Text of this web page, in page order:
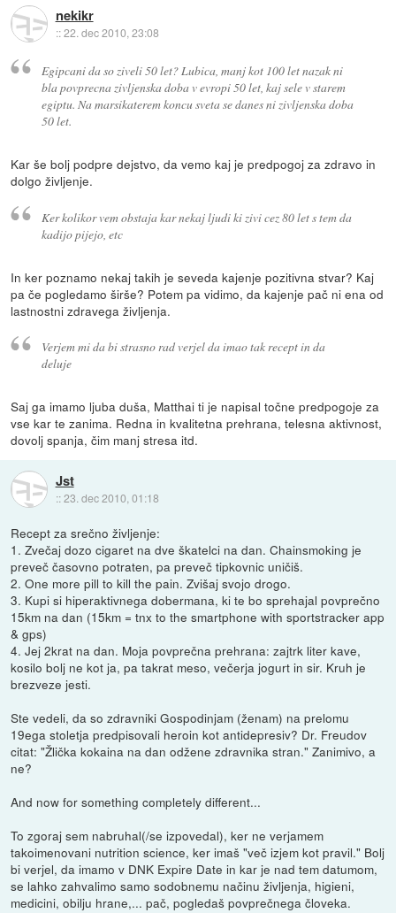
nekikr
::22. dec 2010, 23:08
Egipcani da so ziveli 50 let? Lubica, manj kot 100 let nazak ni
bla povprecna zivljenska doba v evropi 50 let, kaj sele v starem
egiptu. Na marsikaterem koncu sveta se danes ni zivljenska doba
50 let.
Kar še bolj podpre dejstvo, da vemo kaj je predpogoj za zdravo in
dolgo življenje.
Ker kolikor vem obstaja kar nekaj ljudi ki zivi cez 80 let s tem da
kadijo pijejo, etc
In ker poznamo nekaj takih je seveda kajenje pozitivna stvar? Kaj
pa če pogledamo širše? Potem pa vidimo, da kajenje pač ni ena od
lastnostni zdravega življenja.
Verjem mi da bi strasno rad verjel da imao tak recept in da
deluje
Saj ga imamo ljuba duša, Matthai ti je napisal točne predpogoje za
vse kar te zanima. Redna in kvalitetna prehrana, telesna aktivnost,
dovolj spanja, čim manj stresa itd.
Jst
::23. dec 2010, 01:18
Recept za srečno življenje:
1. Zvečaj dozo cigaret na dve škatelci na dan. Chainsmoking je
preveč časovno potraten, pa preveč tipkovnic uničiš.
2. One more pill to kill the pain. Zvišaj svojo drogo.
3. Kupi si hiperaktivnega dobermana, ki te bo sprehajal povprečno
15km na dan (15km = tnx to the smartphone with sportstracker app
& gps)
4. Jej 2krat na dan. Moja povprečna prehrana: zajtrk liter kave,
kosilo bolj ne kot ja, pa takrat meso, večerja jogurt in sir. Kruh je
brezveze jesti.
Ste vedeli, da so zdravniki Gospodinjam (ženam) na prelomu
19ega stoletja predpisovali heroin kot antidepresiv? Dr. Freudov
citat: "Žlička kokaina na dan odžene zdravnika stran." Zanimivo, a
ne?
And now for something completely different...
To zgoraj sem nabruhal(/se izpovedal), ker ne verjamem
takoimenovani nutrition science, ker imaš "več izjem kot pravil." Bolj
bi verjel, da imamo v DNK Expire Date in kar je nad tem datumom,
se lahko zahvalimo samo sodobnemu načinu življenja, higieni,
medicini, obilju hrane,... pač, pogledaš povprečnega človeka.